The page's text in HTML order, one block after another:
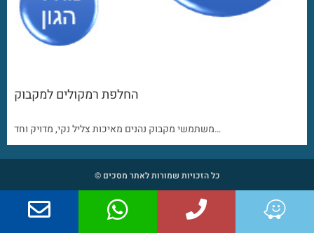
החלפת רמקולים למקבוק
משתמשי מקבוק נהנים מאיכות צליל נקי, מדויק וחד…
כל הזכויות שמורות לאתר מסכים ©